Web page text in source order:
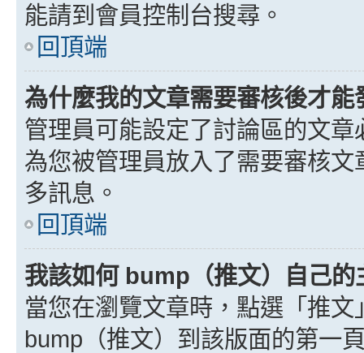
能請到會員控制台搜尋。
回頂端
為什麼我的文章需要審核後才能
管理員可能設定了討論區的文
為您被管理員放入了需要審核
多訊息。
回頂端
我該如何 bump（推文）自己的
當您在瀏覽文章時，點選「推
bump（推文）到該版面的第一